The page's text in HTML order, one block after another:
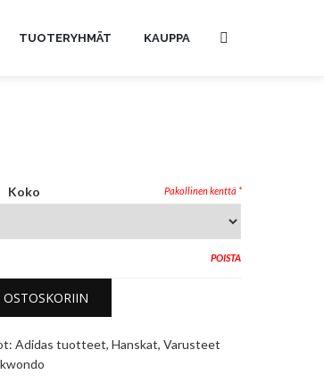
TUOTERYHMÄT KAUPPA
Koko
POISTA
Adidas tuotteet, Hanskat, Varusteet